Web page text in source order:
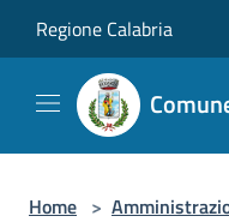
Regione Calabria
Home >